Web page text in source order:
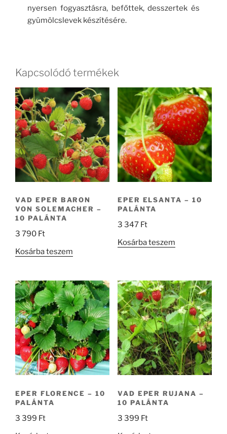
nyersen fogyasztásra, befőttek, desszertek és
gyümölcslevek készítésére.
Kapcsolódó termékek
VAD EPER BARON
VON SOLEMACHER –
10 PALÁNTA
3 790 Ft
Kosárba teszem
EPER ELSANTA – 10
PALÁNTA
3 347 Ft
Kosárba teszem
EPER FLORENCE – 10
PALÁNTA
3 399 Ft
VAD EPER RUJANA –
10 PALÁNTA
3 399 Ft